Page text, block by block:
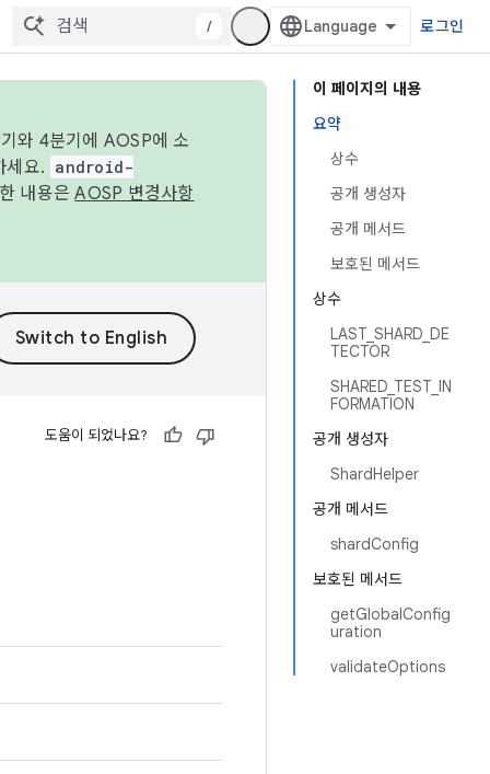
/ 로그인
이 페이지의 내용
요약
상수
공개 생성자
공개 메서드
보호된 메서드
상수
LAST_SHARD_DE
TECTOR
SHARED_TEST_IN
FORMATION
공개 생성자
ShardHelper
공개 메서드
shardConfig
보호된 메서드
getGlobalConfig
uration
validateOptions
와 4분기에 AOSP에 소
세요. android-
내용은AOSP 변경사항
도움이 되었나요?